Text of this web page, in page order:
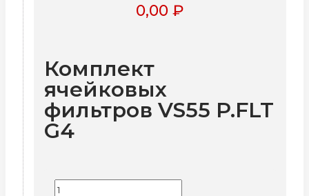
0,00 ₽
Комплект
ячейковых
фильтров VS55 P.FLT
G4
Количество